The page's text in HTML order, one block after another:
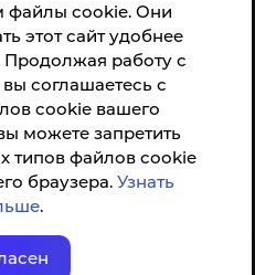
файлы cookie. Они
этот сайт удобнее
Продолжая работу с
соглашаетесь с
cookie вашего
можете запретить
типов файлов cookie
браузера.Узнать
.
а так же по прямой